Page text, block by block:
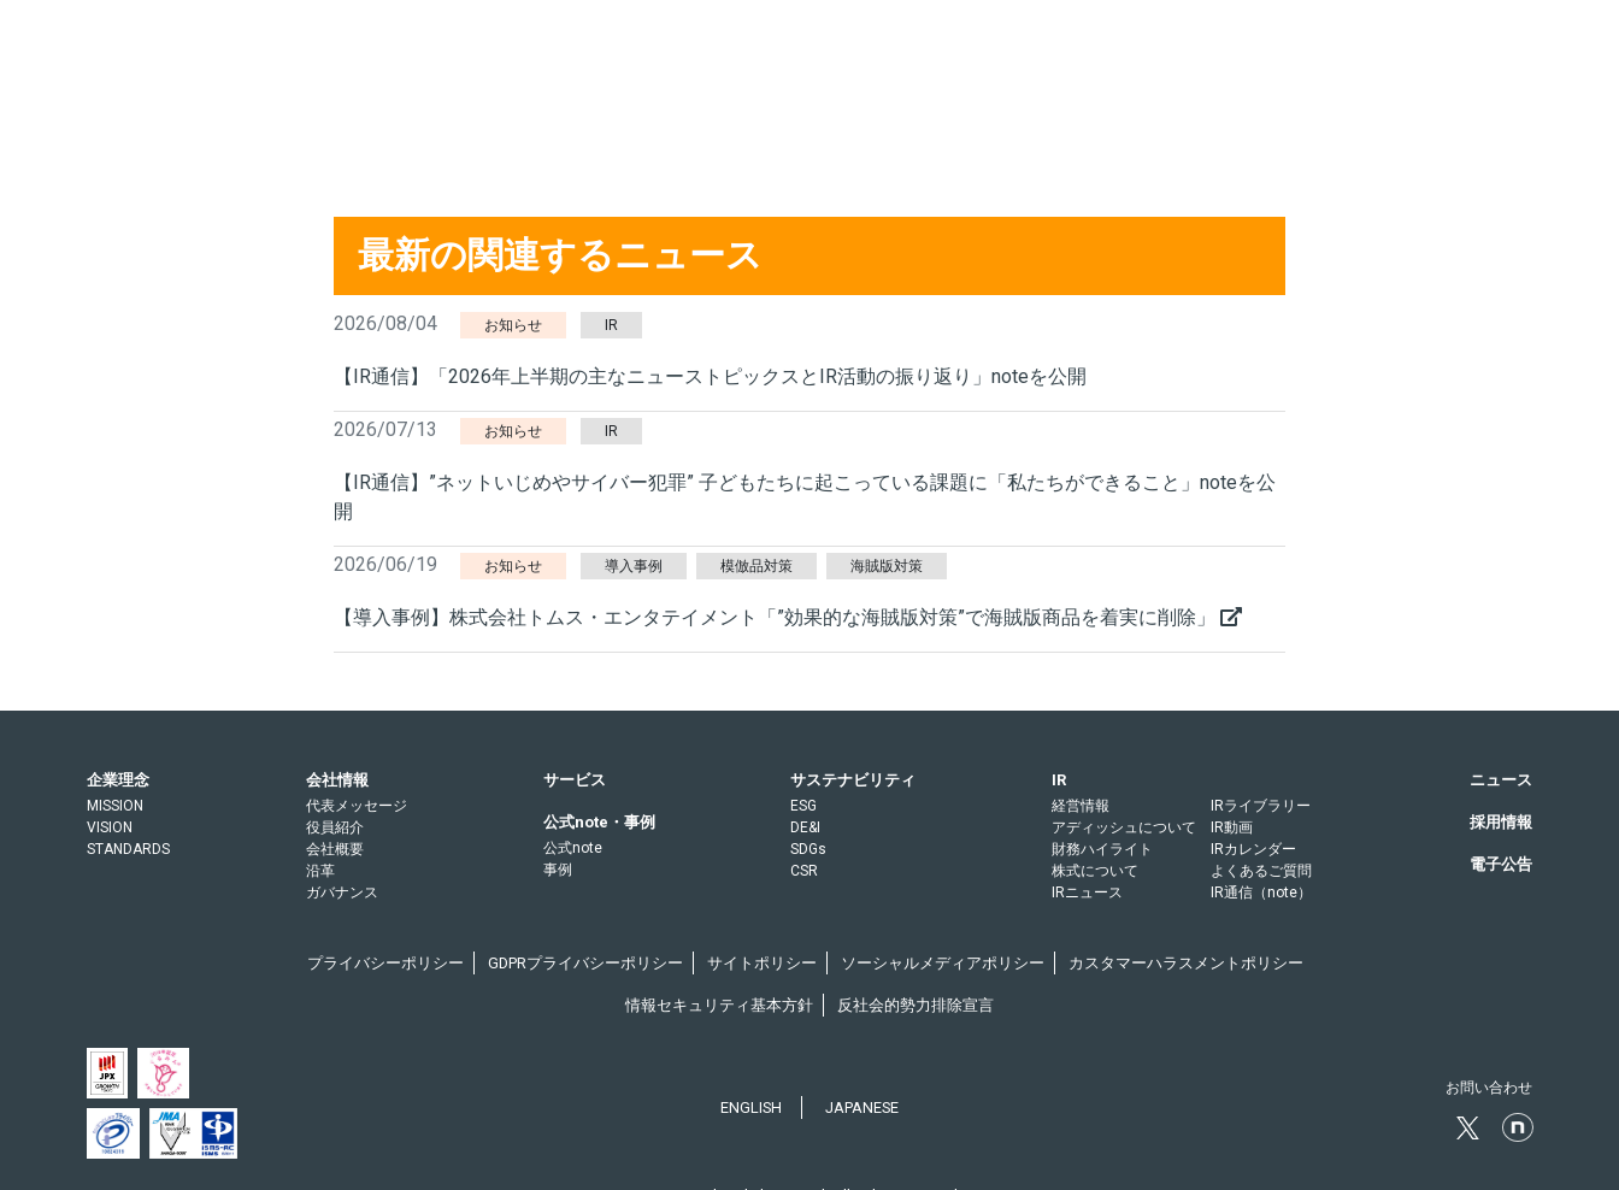
最新の関連するニュース
2026/08/04 お知らせ IR
【IR通信】「2026年上半期の主なニューストピックスとIR活動の振り返り」noteを公開
2026/07/13 お知らせ IR
【IR通信】”ネットいじめやサイバー犯罪” 子どもたちに起こっている課題に「私たちができること」noteを公
開
2026/06/19 お知らせ 導入事例 模倣品対策 海賊版対策
【導入事例】株式会社トムス・エンタテイメント「”効果的な海賊版対策”で海賊版商品を着実に削除」
企業理念
MISSION
VISION
STANDARDS
会社情報
代表メッセージ
役員紹介
会社概要
沿革
ガバナンス
サービス
公式note・事例
公式note
事例
サステナビリティ
ESG
DE&I
SDGs
CSR
IR
経営情報
アディッシュについて
財務ハイライト
株式について
IRニュース
IRライブラリー
IR動画
IRカレンダー
よくあるご質問
IR通信（note）
ニュース
採用情報
電子公告
プライバシーポリシー GDPRプライバシーポリシー サイトポリシー ソーシャルメディアポリシー カスタマーハラスメントポリシー
情報セキュリティ基本方針 反社会的勢力排除宣言
ENGLISH JAPANESE
お問い合わせ